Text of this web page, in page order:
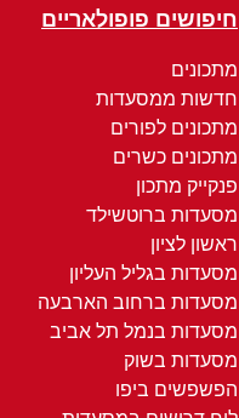
חיפושים פופולאריים
מתכונים
חדשות ממסעדות
מתכונים לפורים
מתכונים כשרים
פנקייק מתכון
מסעדות ברוטשילד
ראשון לציון
מסעדות בגליל העליון
מסעדות ברחוב הארבעה
מסעדות בנמל תל אביב
מסעדות בשוק
הפשפשים ביפו